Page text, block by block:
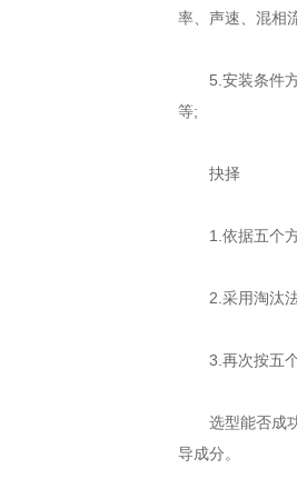
率、声速、混相
5.安装条件方
等;
抉择
1.依据五个方
2.采用淘汰法
3.再次按五个
选型能否成功
导成分。